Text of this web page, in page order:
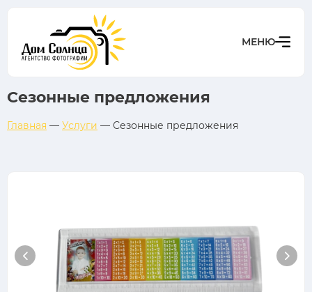
Сезонные предложения
Главная — Услуги — Сезонные предложения